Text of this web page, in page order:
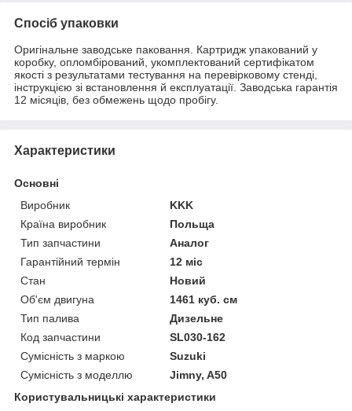
Спосіб упаковки
Оригінальне заводське паковання. Картридж упакований у
коробку, опломбірований, укомплектований сертифікатом
якості з результатами тестування на перевірковому стенді,
інструкцією зі встановлення й експлуатації. Заводська гарантія
12 місяців, без обмежень щодо пробігу.
Характеристики
Основні
Виробник
KKK
Країна виробник
Польща
Тип запчастини
Аналог
Гарантійний термін
12 міс
Стан
Новий
Об'єм двигуна
1461 куб. см
Тип палива
Дизельне
Код запчастини
SL030-162
Сумісність з маркою
Suzuki
Сумісність з моделлю
Jimny, A50
Користувальницькі характеристики